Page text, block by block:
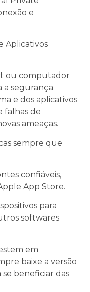
e
Aplicativos
ou computador
segurança
e dos aplicativos
falhas de
ameaças.
sempre que
confiáveis,
App Store.
para
softwares
em
baixe a versão
beneficiar das